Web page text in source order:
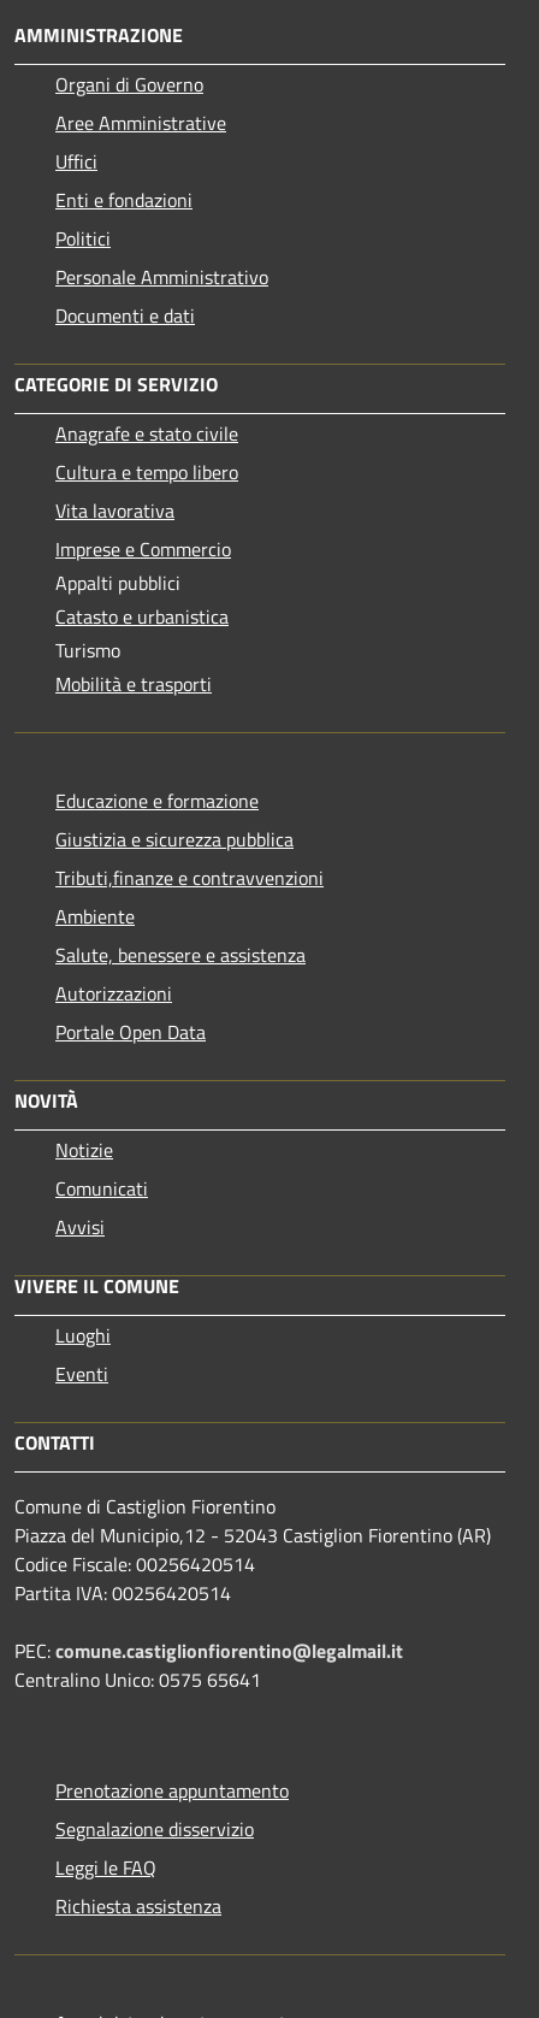
AMMINISTRAZIONE
Organi di Governo
Aree Amministrative
Uffici
Enti e fondazioni
Politici
Personale Amministrativo
Documenti e dati
CATEGORIE DI SERVIZIO
Anagrafe e stato civile
Cultura e tempo libero
Vita lavorativa
Imprese e Commercio
Appalti pubblici
Catasto e urbanistica
Turismo
Mobilità e trasporti
Educazione e formazione
Giustizia e sicurezza pubblica
Tributi,finanze e contravvenzioni
Ambiente
Salute, benessere e assistenza
Autorizzazioni
Portale Open Data
NOVITÀ
Notizie
Comunicati
Avvisi
VIVERE IL COMUNE
Luoghi
Eventi
CONTATTI
Comune di Castiglion Fiorentino
Piazza del Municipio,12 - 52043 Castiglion Fiorentino (AR)
Codice Fiscale: 00256420514
Partita IVA: 00256420514
PEC:comune.castiglionfiorentino@legalmail.it
Centralino Unico: 0575 65641
Prenotazione appuntamento
Segnalazione disservizio
Leggi le FAQ
Richiesta assistenza